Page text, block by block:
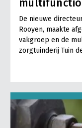
De nieuwe
Rooyen, maakte
vakgroep en de
zorgtuinderij Tuin